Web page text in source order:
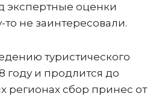
экспертные оценки
не заинтересовали.
туристического
году и продлится до
регионах сбор принес от